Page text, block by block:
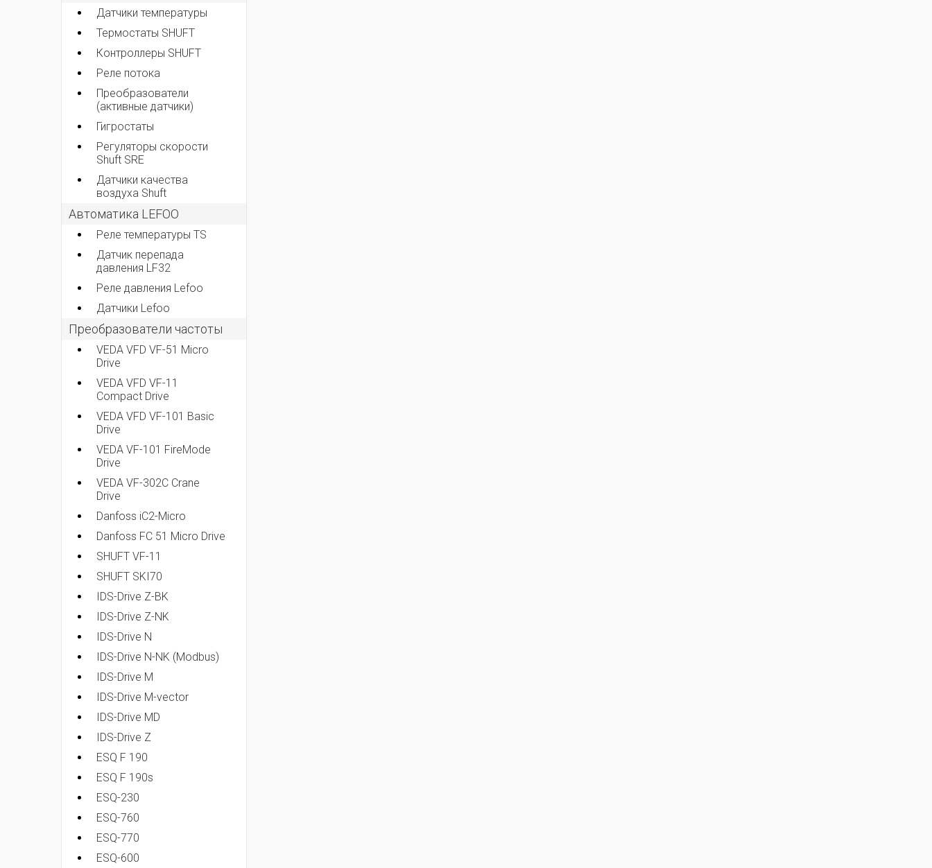
Датчики температуры
Термостаты SHUFT
Контроллеры SHUFT
Реле потока
Преобразователи
(активные датчики)
Гигростаты
Регуляторы скорости
Shuft SRE
Датчики качества
воздуха Shuft
Автоматика LEFOO
Реле температуры TS
Датчик перепада
давления LF32
Реле давления Lefoo
Датчики Lefoo
Преобразователи частоты
VEDA VFD VF-51 Micro
Drive
VEDA VFD VF-11
Compact Drive
VEDA VFD VF-101 Basic
Drive
VEDA VF-101 FireMode
Drive
VEDA VF-302C Crane
Drive
Danfoss iC2-Micro
Danfoss FC 51 Micro Drive
SHUFT VF-11
SHUFT SKI70
IDS-Drive Z-BK
IDS-Drive Z-NK
IDS-Drive N
IDS-Drive N-NK (Modbus)
IDS-Drive M
IDS-Drive M-vector
IDS-Drive MD
IDS-Drive Z
ESQ F 190
ESQ F 190s
ESQ-230
ESQ-760
ESQ-770
ESQ-600